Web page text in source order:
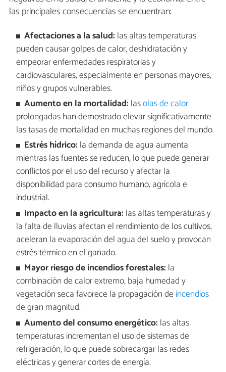
las principales consecuencias se encuentran:
Afectaciones a la salud: las altas temperaturas
pueden causar golpes de calor, deshidratación y
empeorar enfermedades respiratorias y
cardiovasculares, especialmente en personas mayores,
niños y grupos vulnerables.
Aumento en la mortalidad: lasolas de calor
prolongadas han demostrado elevar significativamente
las tasas de mortalidad en muchas regiones del mundo.
Estrés hídrico: la demanda de agua aumenta
mientras las fuentes se reducen, lo que puede generar
conflictos por el uso del recurso y afectar la
disponibilidad para consumo humano, agrícola e
industrial.
Impacto en la agricultura: las altas temperaturas y
la falta de lluvias afectan el rendimiento de los cultivos,
aceleran la evaporación del agua del suelo y provocan
estrés térmico en el ganado.
Mayor riesgo de incendios forestales: la
combinación de calor extremo, baja humedad y
vegetación seca favorece la propagación de incendios
de gran magnitud.
Aumento del consumo energético: las altas
temperaturas incrementan el uso de sistemas de
refrigeración, lo que puede sobrecargar las redes
eléctricas y generar cortes de energía.